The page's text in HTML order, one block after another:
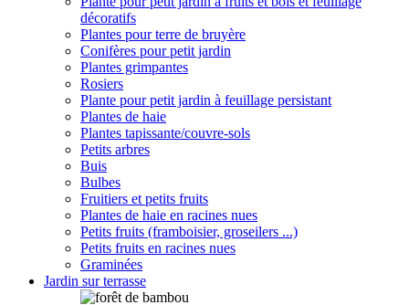
décoratifs
Plantes pour terre de bruyère
Conifères pour petit jardin
Plantes grimpantes
Rosiers
Plante pour petit jardin à feuillage persistant
Plantes de haie
Plantes tapissante/couvre-sols
Petits arbres
Buis
Bulbes
Fruitiers et petits fruits
Plantes de haie en racines nues
Petits fruits (framboisier, groseilers ...)
Petits fruits en racines nues
Graminées
Jardin sur terrasse